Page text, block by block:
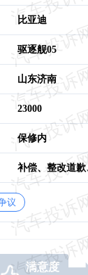
比亚迪
驱逐舰05
山东济南
23000
保修内
补偿、 整改道歉
议
满意度